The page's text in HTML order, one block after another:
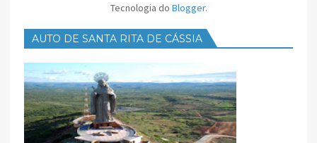
Tecnologia do Blogger.
AUTO DE SANTA RITA DE CÁSSIA